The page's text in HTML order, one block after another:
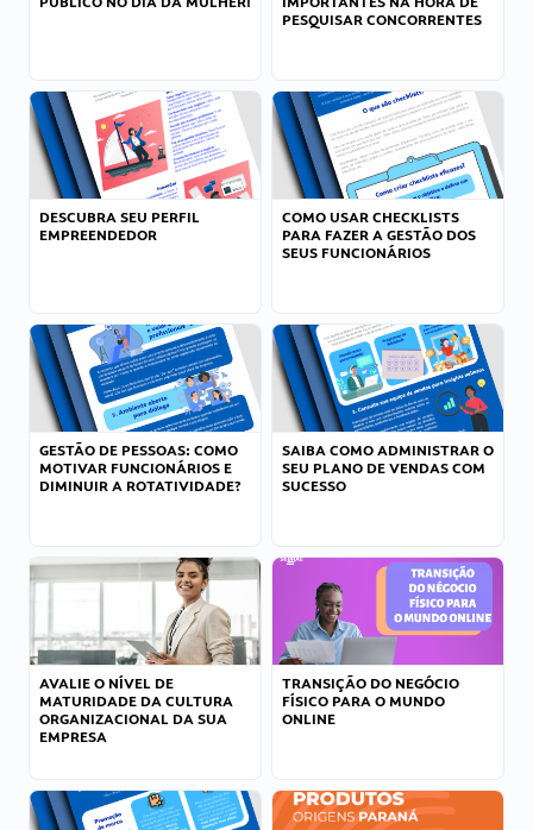
PESQUISAR CONCORRENTES
DESCUBRA SEU PERFIL
EMPREENDEDOR
COMO USAR CHECKLISTS
PARA FAZER A GESTÃO DOS
SEUS FUNCIONÁRIOS
GESTÃO DE PESSOAS: COMO
MOTIVAR FUNCIONÁRIOS E
DIMINUIR A ROTATIVIDADE?
SAIBA COMO ADMINISTRAR O
SEU PLANO DE VENDAS COM
SUCESSO
AVALIE O NÍVEL DE
MATURIDADE DA CULTURA
ORGANIZACIONAL DA SUA
EMPRESA
TRANSIÇÃO DO NEGÓCIO
FÍSICO PARA O MUNDO
ONLINE